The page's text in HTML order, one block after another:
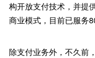
构开放支付技术，并提
商业模式，目前已服务
除支付业务外，不久前